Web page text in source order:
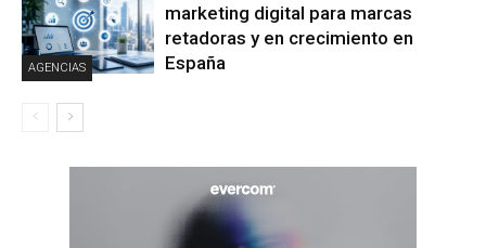
AGENCIAS
marketing digital para marcas
retadoras y en crecimiento en
España